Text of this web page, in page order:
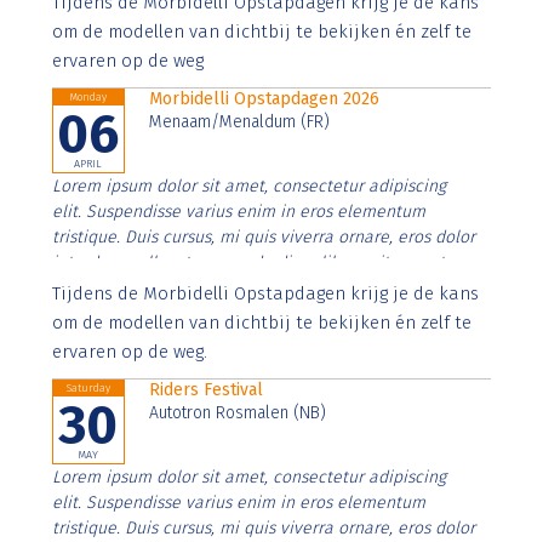
imperdiet. Nunc ut sem vitae risus tristique posuere.
om de modellen van dichtbij te bekijken én zelf te
ervaren op de weg
Monday
06
APRIL
Morbidelli Opstapdagen 2026
Menaam/Menaldum (FR)
Lorem ipsum dolor sit amet, consectetur adipiscing
elit. Suspendisse varius enim in eros elementum
tristique. Duis cursus, mi quis viverra ornare, eros dolor
interdum nulla, ut commodo diam libero vitae erat.
Aenean faucibus nibh et justo cursus id rutrum lorem
imperdiet. Nunc ut sem vitae risus tristique posuere.
Tijdens de Morbidelli Opstapdagen krijg je de kans
om de modellen van dichtbij te bekijken én zelf te
ervaren op de weg.
Saturday
30
MAY
Riders Festival
Autotron Rosmalen (NB)
Lorem ipsum dolor sit amet, consectetur adipiscing
elit. Suspendisse varius enim in eros elementum
tristique. Duis cursus, mi quis viverra ornare, eros dolor